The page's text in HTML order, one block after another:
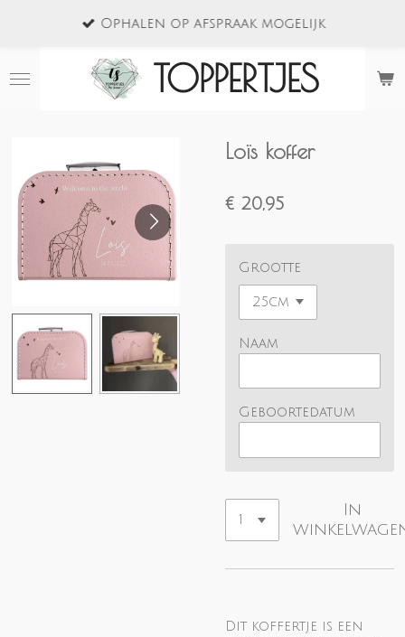
de
TOPPERTJES
Ophalen op afspraak mogelijk
Loïs koffer
€ 20,95
Grootte
Naam
Geboortedatum
In
Dit koffertje is een